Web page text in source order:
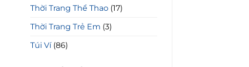
Thời Trang Thể Thao (17)
Thời Trang Trẻ Em (3)
Túi Ví(86)